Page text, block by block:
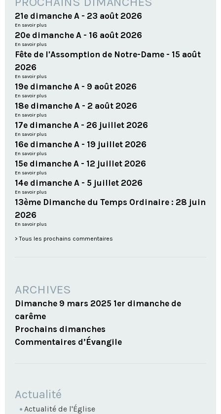
21e dimanche A - 23 août 2026
En savoir plus
20e dimanche A - 16 août 2026
En savoir plus
Fête de l'Assomption de Notre-Dame - 15 août
2026
En savoir plus
19e dimanche A - 9 août 2026
En savoir plus
18e dimanche A - 2 août 2026
En savoir plus
17e dimanche A - 26 juillet 2026
En savoir plus
16e dimanche A - 19 juillet 2026
En savoir plus
15e dimanche A - 12 juillet 2026
En savoir plus
14e dimanche A - 5 juillet 2026
En savoir plus
13ème Dimanche du Temps Ordinaire : 28 juin
2026
En savoir plus
Tous les prochains commentaires
ARCHIVES
Dimanche 9 mars 2025 1er dimanche de
carême
Prochains dimanches
Commentaires d’Évangile
NAVIGATION
Actualité
Actualité de l'Église